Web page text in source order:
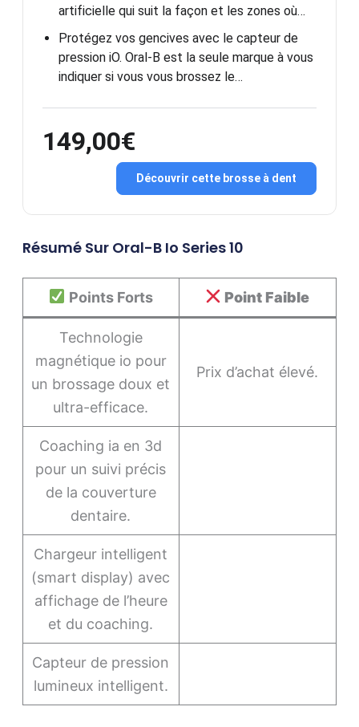
artificielle qui suit la façon et les zones où…
Protégez vos gencives avec le capteur de
pression iO. Oral-B est la seule marque à vous
indiquer si vous vous brossez le…
149,00€
Découvrir cette brosse à dent
Résumé Sur Oral-B Io Series 10
Points Forts Point Faible
Technologie
magnétique io pour
un brossage doux et
ultra-efficace.
Prix d’achat élevé.
Coaching ia en 3d
pour un suivi précis
de la couverture
dentaire.
Chargeur intelligent
(smart display) avec
affichage de l’heure
et du coaching.
Capteur de pression
lumineux intelligent.